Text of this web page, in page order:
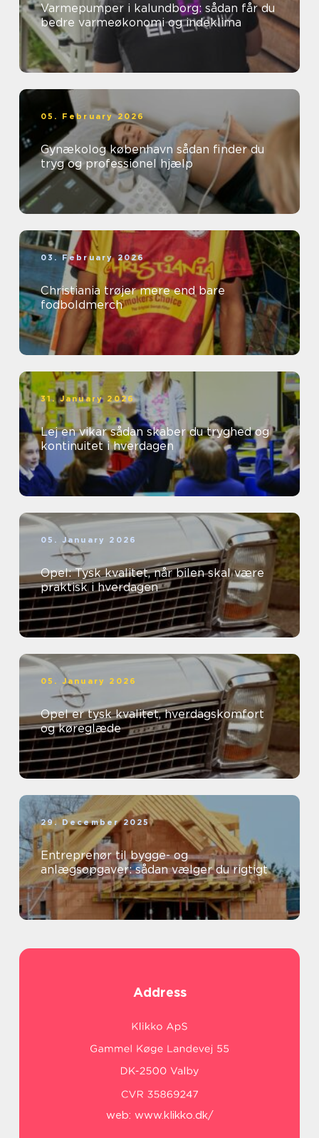
Varmepumper i kalundborg: sådan får du
bedre varmeøkonomi og indeklima
05. February 2026
Gynækolog københavn sådan finder du
tryg og professionel hjælp
03. February 2026
Christiania trøjer mere end bare
fodboldmerch
31. January 2026
Lej en vikar sådan skaber du tryghed og
kontinuitet i hverdagen
05. January 2026
Opel: Tysk kvalitet, når bilen skal være
praktisk i hverdagen
05. January 2026
Opel er tysk kvalitet, hverdagskomfort
og køreglæde
29. December 2025
Entreprenør til bygge- og
anlægsopgaver: sådan vælger du rigtigt
Address
web: www.klikko.dk/